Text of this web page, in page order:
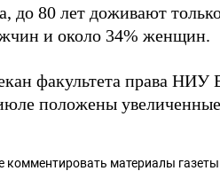
до 80 лет доживают
и около 34% женщин.
факультета права
положены
комментировать материалы